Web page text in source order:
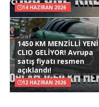
14 HAZIRAN 2026
1450 KM MENZİLLİ YENİ
CLIO GELİYOR! Avrupa
satış fiyatı resmen
açıklandı!
12 HAZIRAN 2026